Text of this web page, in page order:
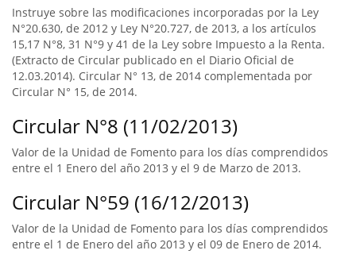
Instruye sobre las modificaciones incorporadas por la Ley
N°20.630, de 2012 y Ley N°20.727, de 2013, a los artículos
15,17 N°8, 31 N°9 y 41 de la Ley sobre Impuesto a la Renta.
(Extracto de Circular publicado en el Diario Oficial de
12.03.2014). Circular N° 13, de 2014 complementada por
Circular N° 15, de 2014.
Circular N°8 (11/02/2013)
Valor de la Unidad de Fomento para los días comprendidos
entre el 1 Enero del año 2013 y el 9 de Marzo de 2013.
Circular N°59 (16/12/2013)
Valor de la Unidad de Fomento para los días comprendidos
entre el 1 de Enero del año 2013 y el 09 de Enero de 2014.